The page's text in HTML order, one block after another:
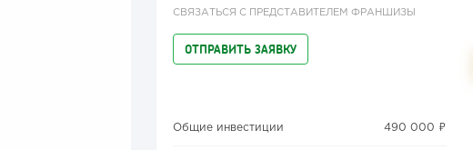
СВЯЗАТЬСЯ С ПРЕДСТАВИТЕЛЕМ ФРАНШИЗЫ
ОТПРАВИТЬ ЗАЯВКУ
Общие инвестиции 490 000 ₽